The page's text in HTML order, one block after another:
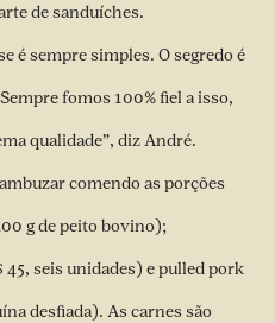
de sanduíches.
é sempre simples. O segredo é
fomos 100% fiel a isso,
qualidade”, diz André.
comendo as porções
g de peito bovino);
seis unidades) e pulled pork
desfiada). As carnes são